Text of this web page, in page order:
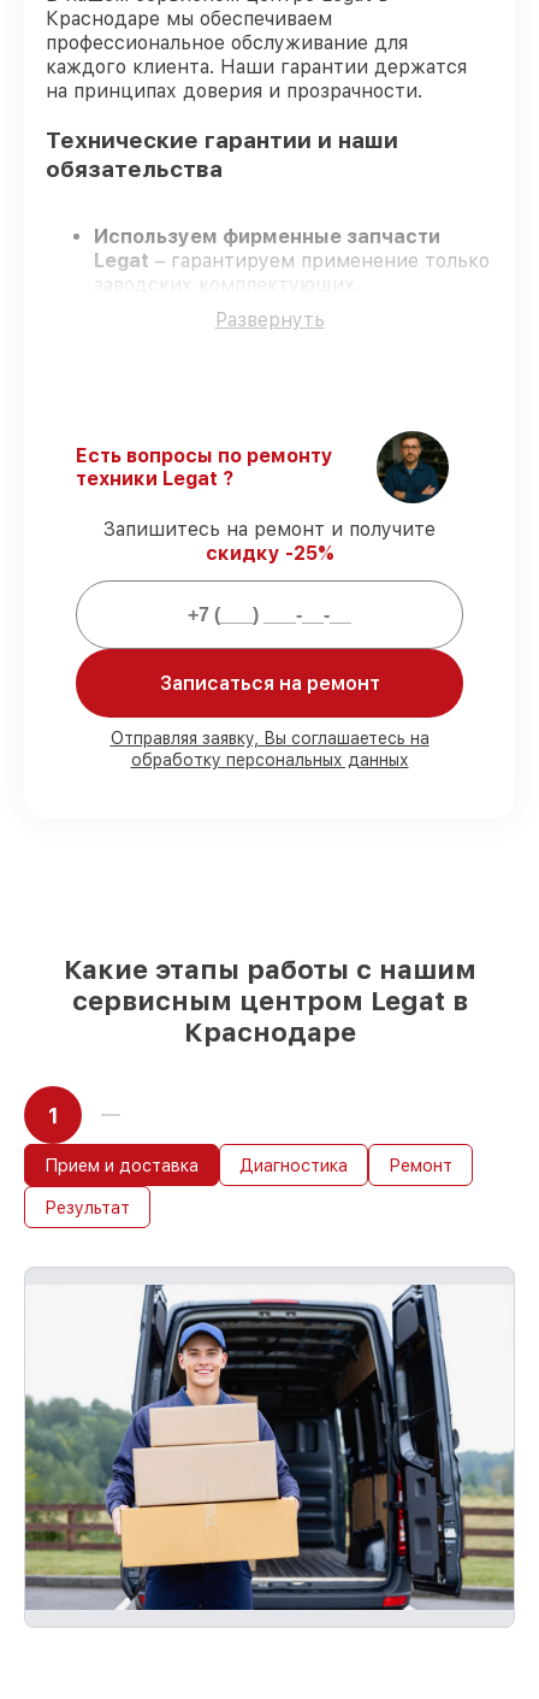
Краснодаре мы обеспечиваем
профессиональное обслуживание для
каждого клиента. Наши гарантии держатся
на принципах доверия и прозрачности.
Технические гарантии и наши
обязательства
Используем фирменные запчасти
Legat – гарантируем применение только
заводских комплектующих.
Опытные инженеры
отбор, что гарантирует качество
тепловизора Legat 3F40 Gen.2 в
оговоренные сроки.
Поддержка после ремонта – все
ремонтные услуги и комплектующие
защищены сервисной гарантией.
Мы гарантируем:
присутствии
90%
запчастей Legat есть в наличии в
мастерской или на складе в Краснодаре,
остальные доставляются быстро
Развернуть
Есть вопросы по ремонту
техники Legat ?
Запишитесь на ремонт и получите
скидку -25%
Записаться на ремонт
Отправляя заявку, Вы соглашаетесь на
обработку персональных данных
Какие этапы работы с нашим
сервисным центром Legat в
Краснодаре
1
Прием и доставка Диагностика Ремонт
Результат